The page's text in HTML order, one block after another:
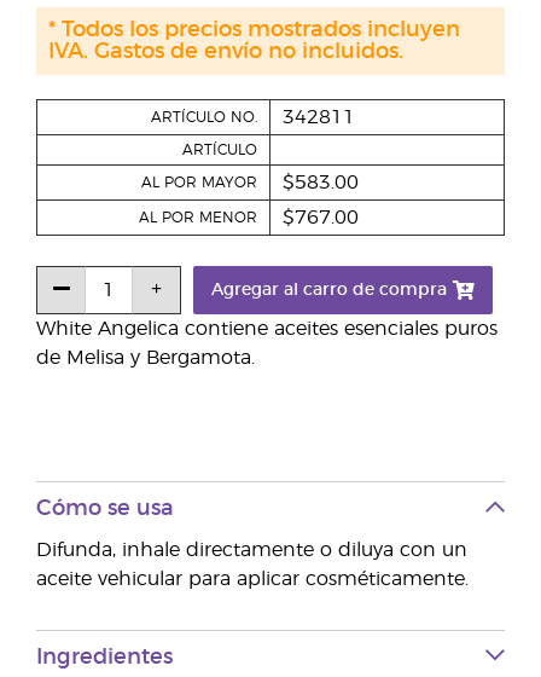
White Angelica contiene aceites esenciales puros
de Melisa y Bergamota.
ARTÍCULO NO. 342811
ARTÍCULO
AL POR MAYOR $583.00
AL POR MENOR $767.00
Agregar al carro de compra
* Todos los precios mostrados incluyen
IVA. Gastos de envío no incluidos.
Cómo se usa
Difunda, inhale directamente o diluya con un
aceite vehicular para aplicar cosméticamente.
Ingredientes